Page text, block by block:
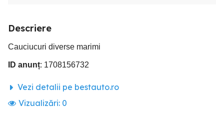
Descriere
Cauciucuri diverse marimi
ID anunț: 1708156732
Vezi detalii pe bestauto.ro
Vizualizări: 0